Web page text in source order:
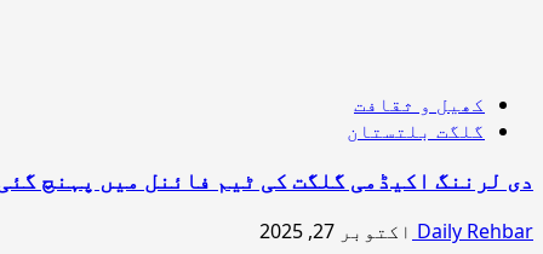
کھیل و ثقافت
گلگت بلتستان
دی لرننگ اکیڈمی گلگت کی ٹیم فائنل میں پہنچ
Daily Rehbar اکتوبر 27, 2025